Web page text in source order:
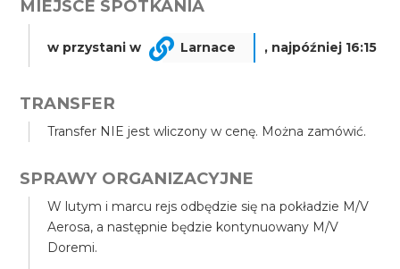
MIEJSCE SPOTKANIA
w przystani w Larnace , najpóźniej 16:15
TRANSFER
Transfer NIE jest wliczony w cenę. Można zamówić.
SPRAWY ORGANIZACYJNE
W lutym i marcu rejs odbędzie się na pokładzie M/V
Aerosa, a następnie będzie kontynuowany M/V
Doremi.